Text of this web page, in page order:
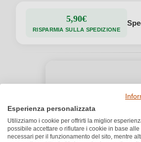
5,90€
RISPARMIA SULLA SPEDIZIONE
Esperienza personalizzata
Utilizziamo i cookie per offrirti la miglior
possibile accettare o rifiutare i cookie in base
necessari per il funzionamento del sito, mentre